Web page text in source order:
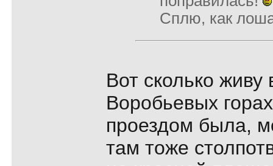
Сплю, как
Вот сколько
Воробьевых
проездом была,
там тоже